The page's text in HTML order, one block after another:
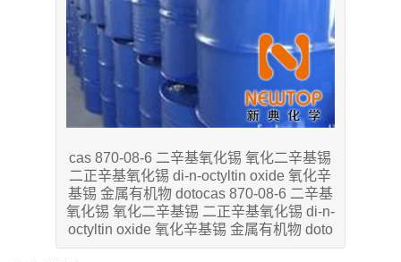
cas 870-08-6 二辛基氧化锡 氧化二辛基锡
二正辛基氧化锡 di-n-octyltin oxide 氧化辛
基锡 金属有机物 dotocas 870-08-6 二辛基
氧化锡 氧化二辛基锡 二正辛基氧化锡 di-n-
octyltin oxide 氧化辛基锡 金属有机物 doto